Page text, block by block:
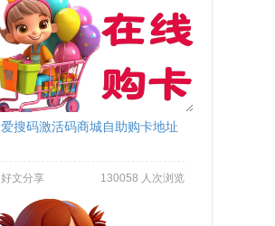
爱搜码激活码商城自助购卡地址
好文分享 130058 人次浏览